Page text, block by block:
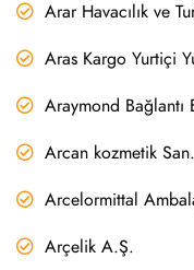
Arar Havacılık ve
Aras Kargo Yurtiçi
Araymond Bağlantı
Arcan kozmetik
Arcelormittal
Arçelik A.Ş.